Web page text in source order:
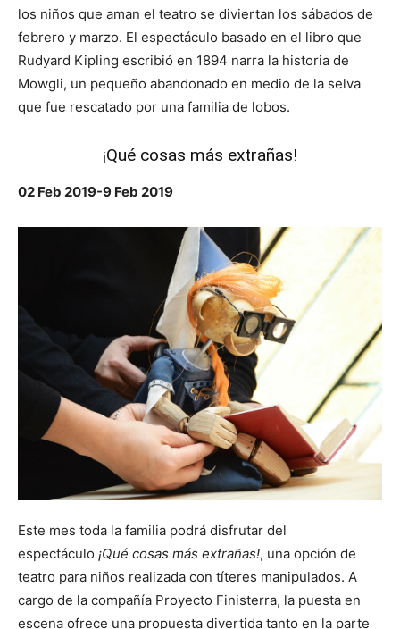
los niños que aman el teatro se diviertan los sábados de
febrero y marzo. El espectáculo basado en el libro que
Rudyard Kipling escribió en 1894 narra la historia de
Mowgli, un pequeño abandonado en medio de la selva
que fue rescatado por una familia de lobos.
¡Qué cosas más extrañas!
02 Feb 2019-9 Feb 2019
Este mes toda la familia podrá disfrutar del
espectáculo ¡Qué cosas más extrañas!, una opción de
teatro para niños realizada con títeres manipulados. A
cargo de la compañía Proyecto Finisterra, la puesta en
escena ofrece una propuesta divertida tanto en la parte